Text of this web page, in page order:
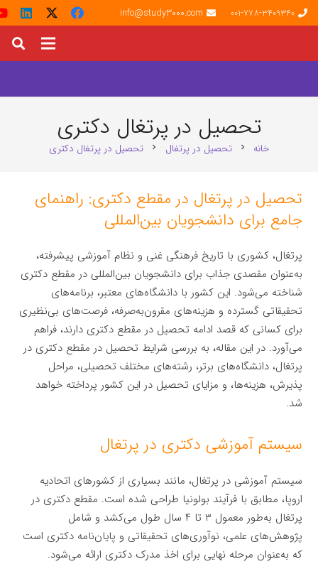
001-778-3409340
info@study3000.com
تحصیل در پرتغال دکتری
خانه chevron_right تحصیل در پرتغال chevron_right تحصیل در پرتغال دکتری
تحصیل در پرتغال در مقطع دکتری: راهنمای
جامع برای دانشجویان بین‌المللی
پرتغال، کشوری با تاریخ فرهنگی غنی و نظام آموزشی پیشرفته،
به‌عنوان مقصدی جذاب برای دانشجویان بین‌المللی در مقطع دکتری
شناخته می‌شود. این کشور با دانشگاه‌های معتبر، برنامه‌های
تحقیقاتی گسترده و هزینه‌های مقرون‌به‌صرفه، فرصت‌های بی‌نظیری
برای کسانی که قصد ادامه تحصیل در مقطع دکتری دارند، فراهم
می‌آورد. در این مقاله، به بررسی شرایط تحصیل در مقطع دکتری در
پرتغال، دانشگاه‌های برتر، رشته‌های مختلف تحصیلی، مراحل
پذیرش، هزینه‌ها، و مزایای تحصیل در این کشور پرداخته خواهد
شد.
سیستم آموزشی دکتری در پرتغال
سیستم آموزشی در پرتغال، مانند بسیاری از کشورهای اتحادیه
اروپا، مطابق با فرآیند بولونیا طراحی شده است. مقطع دکتری در
پرتغال به‌طور معمول ۳ تا ۴ سال طول می‌کشد و شامل
پژوهش‌های علمی، نوآوری‌های تحقیقاتی و پایان‌نامه دکتری است
که به‌عنوان مرحله نهایی برای اخذ مدرک دکتری ارائه می‌شود.